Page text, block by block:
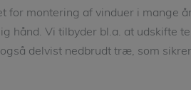
for montering af vinduer i mange
hånd. Vi tilbyder bl.a. at udskifte
delvist nedbrudt træ, som